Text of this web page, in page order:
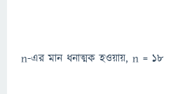
n-এর মান ধনাত্মক হওয়ায়, n = 18